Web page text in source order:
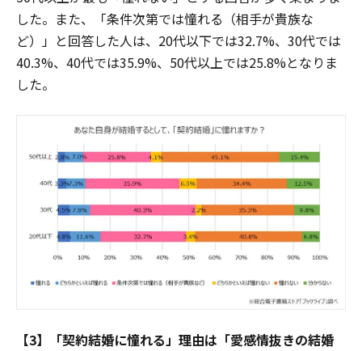
した。また、「条件次第では憧れる（相手が貴族な
ど）」と回答した人は、20代以下では32.7%、30代では
40.3%、40代では35.9%、50代以上では25.8%となりま
した。
【3】「契約結婚に憧れる」理由は「愛感情抜きの結婚